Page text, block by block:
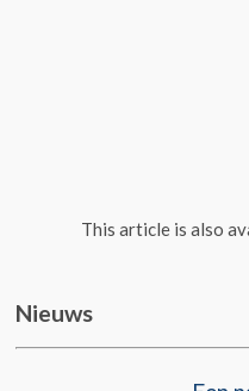
This article is also
Nieuws